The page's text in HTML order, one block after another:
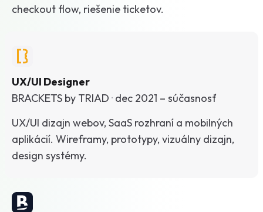
checkout flow, riešenie ticketov.
UX/UI Designer
BRACKETS by TRIAD · dec 2021 – súčasnosť
UX/UI dizajn webov, SaaS rozhraní a mobilných
aplikácií. Wireframy, prototypy, vizuálny dizajn,
design systémy.